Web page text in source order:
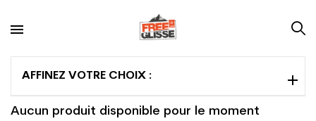
AFFINEZ VOTRE CHOIX :
Aucun produit disponible pour le moment